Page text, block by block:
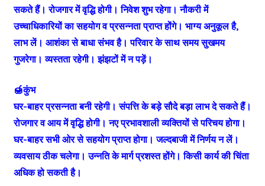
सकते हैं। रोजगार में वृद्धि होगी। निवेश शुभ रहेगा। नौकरी में
उच्चाधिकारियों का सहयोग व प्रसन्नता प्राप्त होंगे। भाग्य अनुकूल है,
लाभ लें। आशंका से बाधा संभव है। परिवार के साथ समय सुखमय
गुजरेगा। व्यस्तता रहेगी। झंझटों में न पड़ें।
🍯कुंभ
घर-बाहर प्रसन्नता बनी रहेगी। संपत्ति के बड़े सौदे बड़ा लाभ दे सकते हैं।
रोजगार व आय में वृद्धि होगी। नए प्रभावशाली व्यक्तियों से परिचय होगा।
घर-बाहर सभी ओर से सहयोग प्राप्त होगा। जल्दबाजी में निर्णय न लें।
व्यवसाय ठीक चलेगा। उन्नति के मार्ग प्रशस्त होंगे। किसी कार्य की चिंता
अधिक हो सकती है।